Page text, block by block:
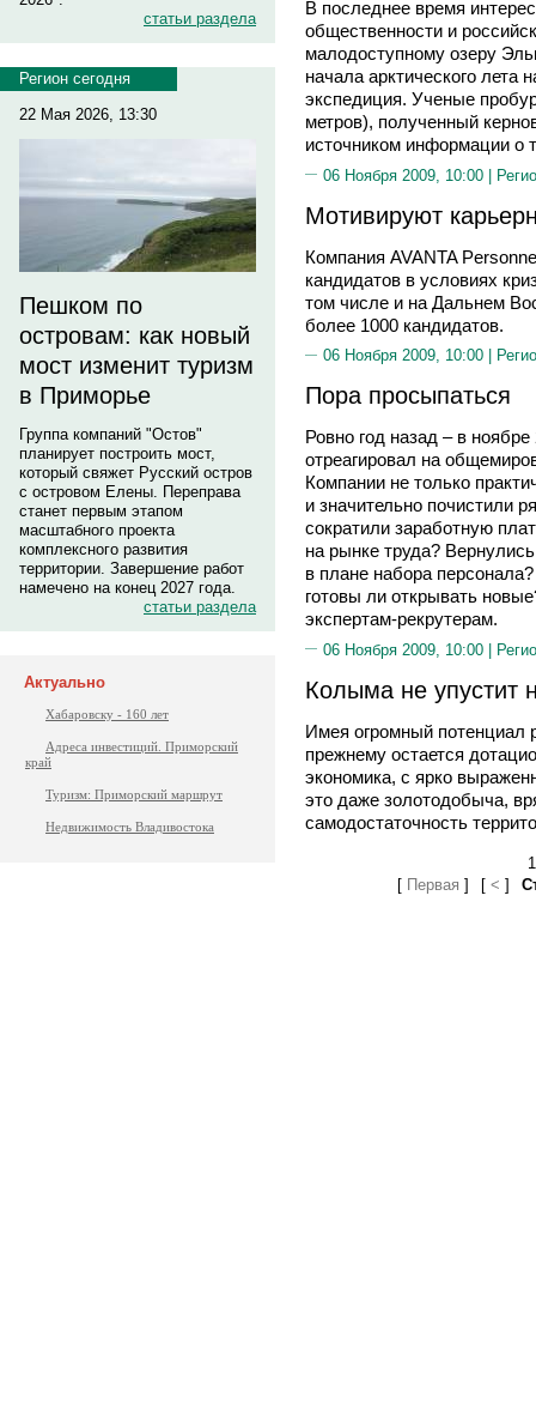
статьи раздела
Регион сегодня
22 Мая 2026, 13:30
Пешком по
островам: как новый
мост изменит туризм
в Приморье
Группа компаний "Остов"
планирует построить мост,
который свяжет Русский остров
с островом Елены. Переправа
станет первым этапом
масштабного проекта
комплексного развития
территории. Завершение работ
намечено на конец 2027 года.
статьи раздела
Актуально
Хабаровску - 160 лет
Адреса инвестиций. Приморский
край
Туризм: Приморский маршрут
Недвижимость Владивостока
В последнее время
общественности и
малодоступному озеру
начала арктического лета
экспедиция. Ученые
метров), полученный
источником информации о
06 Ноября 2009, 10:00 |
Мотивируют
Компания AVANTA
кандидатов в условиях
том числе и на Дальнем
более 1000 кандидатов.
06 Ноября 2009, 10:00 |
Пора просыпаться
Ровно год назад – в
отреагировал на
Компании не только
и значительно почистили
сократили заработную
на рынке труда?
в плане набора
готовы ли открывать
экспертам-рекрутерам.
06 Ноября 2009, 10:00 |
Колыма не упустит
Имея огромный потенциал
прежнему остается
экономика, с ярко
это даже золотодобыча,
самодостаточность
1
[Первая ] [< ]